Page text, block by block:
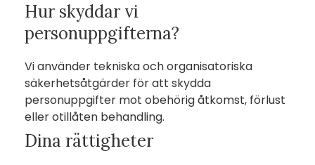
Hur skyddar vi
personuppgifterna?
Vi använder tekniska och organisatoriska
säkerhetsåtgärder för att skydda
personuppgifter mot obehörig åtkomst, förlust
eller otillåten behandling.
Dina rättigheter